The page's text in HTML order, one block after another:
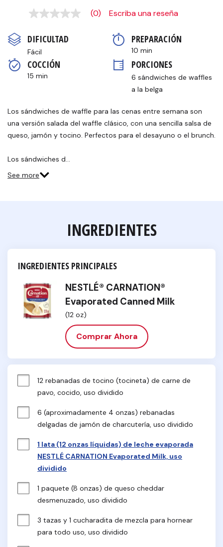
Sin
en
la
misma
página.
(0) Escriba una reseña
DIFICULTAD
Fácil
PREPARACIÓN
10 min
COCCIÓN
15 min
PORCIONES
6 sándwiches de waffles
a la belga
Los sándwiches de waffle para las cenas entre semana son
una versión salada del waffle clásico, con una sencilla salsa de
queso, jamón y tocino. Perfectos para el desayuno o el brunch.
Los sándwiches d…
See more
INGREDIENTES
INGREDIENTES PRINCIPALES
NESTLÉ® CARNATION®
Evaporated Canned Milk
(12 oz)
Comprar Ahora
12 rebanadas de tocino (tocineta) de carne de
pavo, cocido, uso dividido
6 (aproximadamente 4 onzas) rebanadas
delgadas de jamón de charcutería, uso dividido
1 lata (12 onzas líquidas) de leche evaporada
NESTLÉ CARNATION Evaporated Milk, uso
dividido
1 paquete (8 onzas) de queso cheddar
desmenuzado, uso dividido
3 tazas y 1 cucharadita de mezcla para hornear
para todo uso, uso dividido